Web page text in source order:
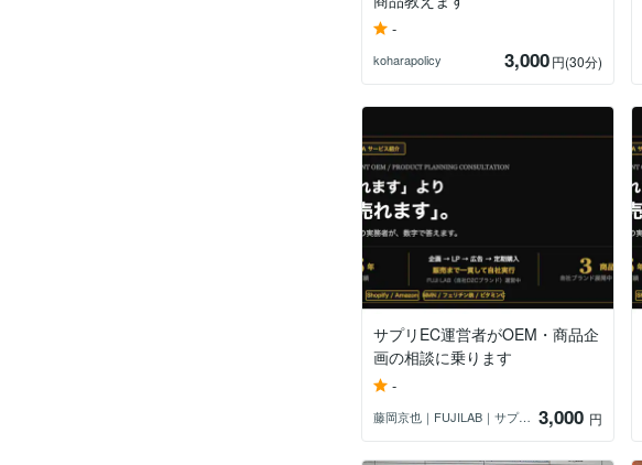
-
koharapolicy 3,000円(30分)
サプリEC運営者がOEM・商品企
画の相談に乗ります
-
藤岡京也｜FUJILAB｜サプリメーカー 3,000 円